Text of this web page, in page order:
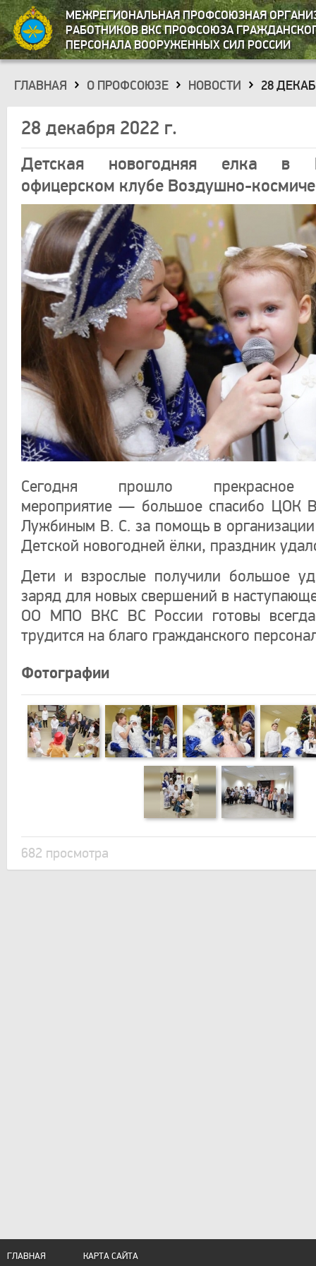
МЕЖРЕГИОНАЛЬНАЯ ПРОФСОЮЗНАЯ
РАБОТНИКОВ ВКС ПРОФСОЮЗА
ПЕРСОНАЛА ВООРУЖЕННЫХ СИЛ РОССИИ
ГЛАВНАЯ О ПРОФСОЮЗЕ НОВОСТИ »28
28 декабря 2022 г.
Детская новогодняя елка в
офицерском клубе Воздушно-
Сегодня прошло прекрасное
мероприятие — большое спасибо ЦОК
Лужбиным В. С. за помощь в
Детской новогодней ёлки, праздник
Дети и взрослые получили большое
заряд для новых свершений в
ОО МПО ВКС ВС России готовы всегда
трудится на благо гражданского
Фотографии
682 просмотра
ГЛАВНАЯ КАРТА САЙТА